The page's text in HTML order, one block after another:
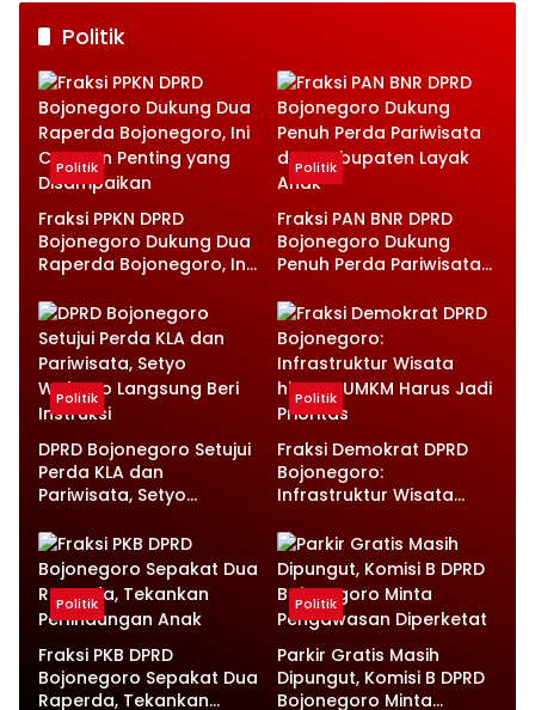
Politik
Politik
Fraksi PPKN DPRD
Bojonegoro Dukung Dua
Raperda Bojonegoro, Ini
Disampaikan
Politik
Fraksi PAN BNR DPRD
Bojonegoro Dukung
Penuh Perda Pariwisata
Anak
Politik
DPRD Bojonegoro Setujui
Perda KLA dan
Pariwisata, Setyo
Instruksi
Politik
Fraksi Demokrat DPRD
Bojonegoro:
Infrastruktur Wisata
Prioritas
Politik
Fraksi PKB DPRD
Bojonegoro Sepakat Dua
Raperda, Tekankan
Politik
Parkir Gratis Masih
Dipungut, Komisi B DPRD
Bojonegoro Minta